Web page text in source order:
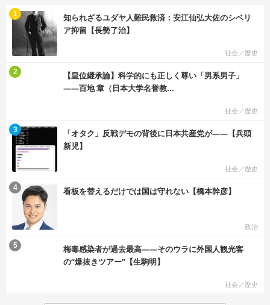
知られざるユダヤ人難民救済：安江仙弘大佐のシベリ
ア抑留【長勢了治】
社会／歴史
1
【皇位継承論】科学的にも正しく尊い「男系男子」
――百地 章（日本大学名誉教...
社会／歴史
2
「オタク」反戦デモの背後に日本共産党が――【兵頭
新児】
社会／歴史
3
看板を替えるだけでは国は守れない【橋本幹彦】
政治
4
梅毒感染者が過去最高――そのウラに外国人観光客
の“爆抜きツアー”【生駒明】
社会／歴史
5